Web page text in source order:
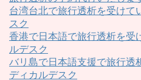
台湾台北で旅行透析を受けて
スク
香港で日本語で旅行透析を受
ルデスク
バリ島で日本語支援で旅行透
ディカルデスク